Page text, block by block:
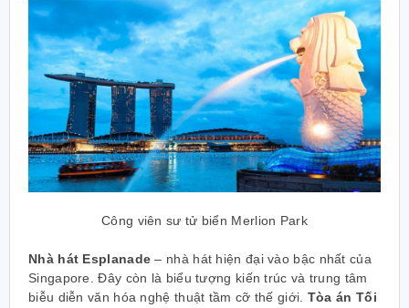
Công viên sư tử biển Merlion Park
Nhà hát Esplanade – nhà hát hiện đại vào bậc nhất của
Singapore. Đây còn là biểu tượng kiến trúc và trung tâm
biễu diễn văn hóa nghệ thuật tầm cỡ thế giới. Tòa án Tối